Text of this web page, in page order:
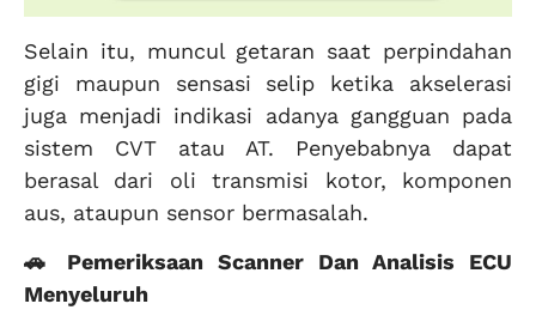
Selain itu, muncul getaran saat perpindahan
gigi maupun sensasi selip ketika akselerasi
juga menjadi indikasi adanya gangguan pada
sistem CVT atau AT. Penyebabnya dapat
berasal dari oli transmisi kotor, komponen
aus, ataupun sensor bermasalah.
🚗 Pemeriksaan Scanner Dan Analisis ECU
Menyeluruh